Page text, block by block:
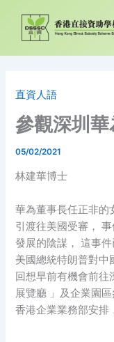
要
直資人語
參觀深圳
05/02/2021
林建華博士
華為董事長任正非的
引渡往美國受審，
發展的陰謀， 這事
美國總統特朗普對中
回想早前有機會前往
展覽廳 」及企業園
香港企業業務部安排